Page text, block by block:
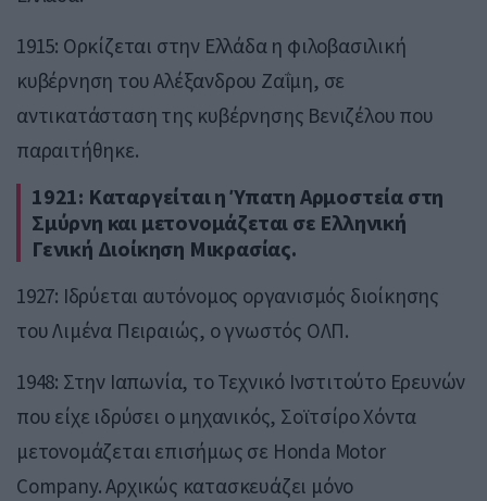
1915: Ορκίζεται στην Ελλάδα η φιλοβασιλική
κυβέρνηση του Αλέξανδρου Ζαΐμη, σε
αντικατάσταση της κυβέρνησης Βενιζέλου που
παραιτήθηκε.
1921: Καταργείται η Ύπατη Αρμοστεία στη
Σμύρνη και μετονομάζεται σε Ελληνική
Γενική Διοίκηση Μικρασίας.
1927: Ιδρύεται αυτόνομος οργανισμός διοίκησης
του Λιμένα Πειραιώς, ο γνωστός ΟΛΠ.
1948: Στην Ιαπωνία, το Τεχνικό Ινστιτούτο Ερευνών
που είχε ιδρύσει ο μηχανικός, Σοϊτσίρο Χόντα
μετονομάζεται επισήμως σε Honda Motor
Company. Αρχικώς κατασκευάζει μόνο